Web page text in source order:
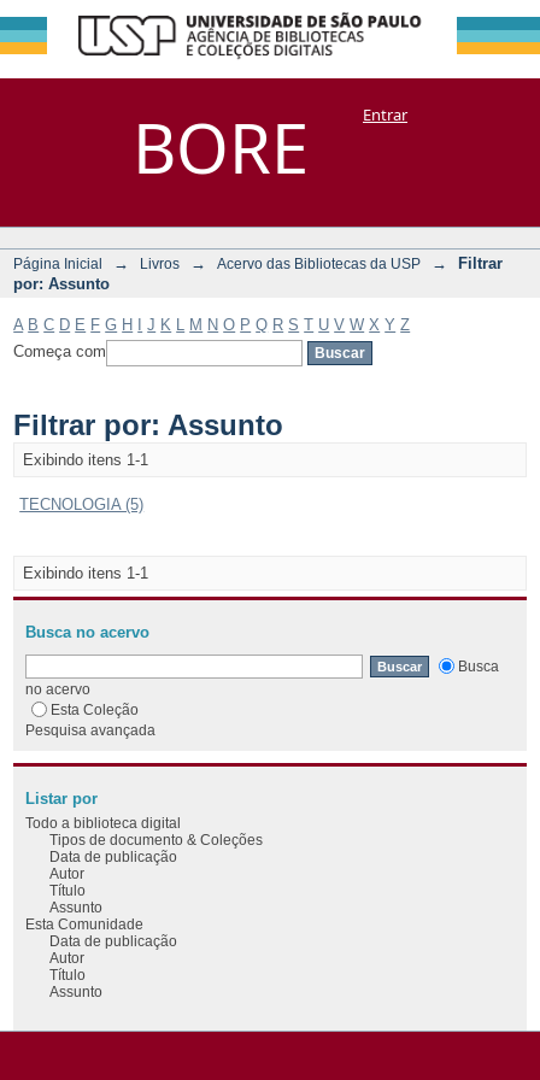
BORE
Filtrar por:
Assunto
DSpace/Manakin + CoriscoEntrar
Página Inicial → Livros → Acervo das Bibliotecas da USP →
Filtrar
por: Assunto
A B C D E F G H J K M N O P Q R S T U V W X Y Z
Começa com
Filtrar por: Assunto
Exibindo itens 1-1
TECNOLOGIA (5)
Exibindo itens 1-1
Busca no acervo
Busca
no acervo
Esta Coleção
Pesquisa avançada
Listar por
Todo a biblioteca digital
Tipos de documento & Coleções
Data de publicação
Autor
Título
Assunto
Esta Comunidade
Data de publicação
Autor
Título
Assunto